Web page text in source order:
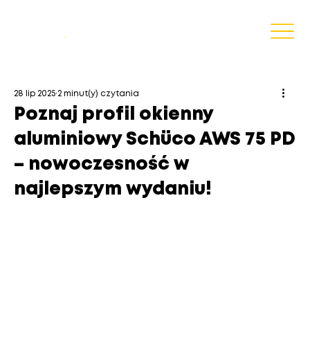
.
Poznaj profil okienny
aluminiowy Schüco AWS 75 PD
– nowoczesność w
najlepszym wydaniu!
28 lip 2025 2 minut(y) czytania